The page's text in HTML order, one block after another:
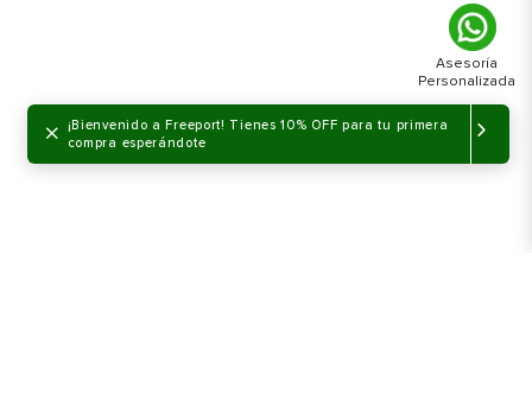
×
¡Bienvenido a Freeport! Tienes 10% OFF para tu primera
compra esperándote